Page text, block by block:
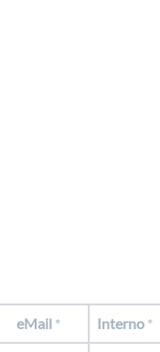
eMail * Interno *